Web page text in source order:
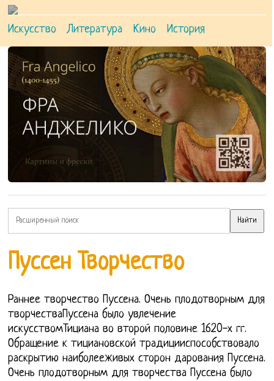
Искусство Литература Кино История
Пуссен Творчество
Раннее творчество Пуссена. Очень плодотворным для
творчестваПуссена было увлечение
искусствомТициана во второй половине 1620-х гг.
Обращение к тициановской традицииспособствовало
раскрытию наиболееживых сторон дарования Пуссена.
Очень плодотворным для творчества Пуссена было